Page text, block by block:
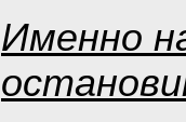
Именно